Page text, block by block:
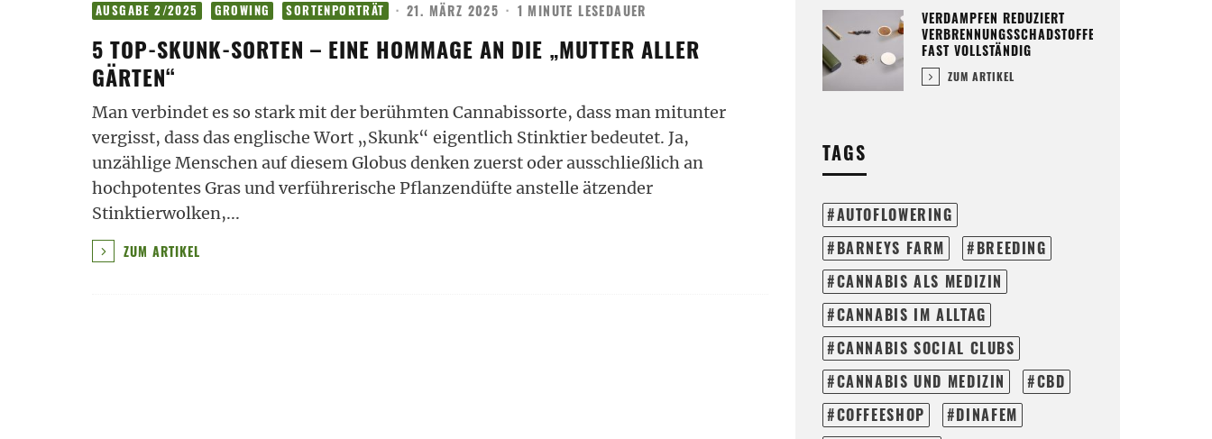
AUSGABE 2/2025 GROWING SORTENPORTRÄT · 21. MÄRZ 2025 · 1 MINUTE LESEDAUER
5 TOP-SKUNK-SORTEN – EINE HOMMAGE AN DIE „MUTTER ALLER
GÄRTEN“
Man verbindet es so stark mit der berühmten Cannabissorte, dass man mitunter
vergisst, dass das englische Wort „Skunk“ eigentlich Stinktier bedeutet. Ja,
unzählige Menschen auf diesem Globus denken zuerst oder ausschließlich an
hochpotentes Gras und verführerische Pflanzendüfte anstelle ätzender
Stinktierwolken,...
ZUM ARTIKEL
VERDAMPFEN REDUZIERT
VERBRENNUNGSSCHADSTOFFE
FAST VOLLSTÄNDIG
ZUM ARTIKEL
TAGS
AUTOFLOWERING
BARNEYS FARM
BREEDING
CANNABIS ALS MEDIZIN
CANNABIS IM ALLTAG
CANNABIS SOCIAL CLUBS
CANNABIS UND MEDIZIN
CBD
COFFEESHOP
DINAFEM